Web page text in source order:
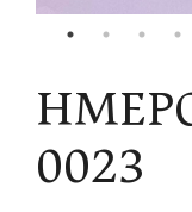
0023